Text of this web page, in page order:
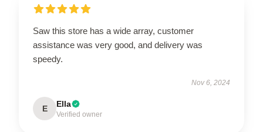
Saw this store has a wide array, customer
assistance was very good, and delivery was
speedy.
Nov 6, 2024
E Ella
Verified owner